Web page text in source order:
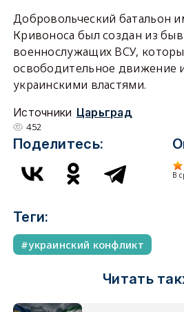
Добровольческий батальон
Кривоноса был создан из
военнослужащих ВСУ,
освободительное движение
украинскими властями.
Источники Царьград
452
Поделитесь:
В
Теги:
украинский конфликт
Читать